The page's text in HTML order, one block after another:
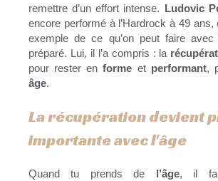
remettre d’un effort intense. Ludovic
encore performé à l’Hardrock à 49
exemple de ce qu’on peut faire avec
préparé. Lui, il l’a compris : la
pour rester enforme et performant,
âge.
La récupération devient
importante avec l'âge
Quand tu prends de l’âge, il